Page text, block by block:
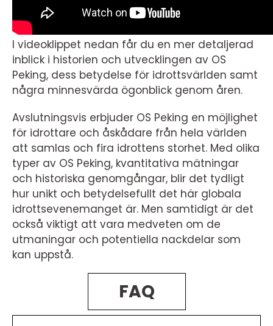
I videoklippet nedan får du en mer detaljerad
inblick i historien och utvecklingen av OS
Peking, dess betydelse för idrottsvärlden samt
några minnesvärda ögonblick genom åren.
Avslutningsvis erbjuder OS Peking en möjlighet
för idrottare och åskådare från hela världen
att samlas och fira idrottens storhet. Med olika
typer av OS Peking, kvantitativa mätningar
och historiska genomgångar, blir det tydligt
hur unikt och betydelsefullt det här globala
idrottsevenemanget är. Men samtidigt är det
också viktigt att vara medveten om de
utmaningar och potentiella nackdelar som
kan uppstå.
FAQ